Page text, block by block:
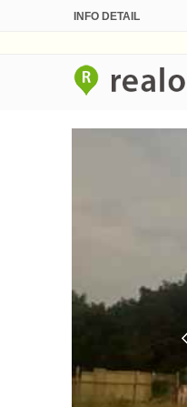
INFO DETAIL